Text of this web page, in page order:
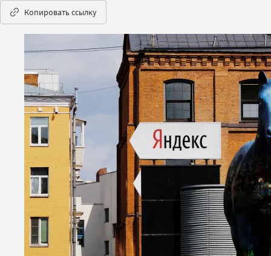
Копировать ссылку